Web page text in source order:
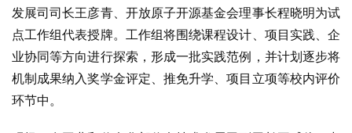
发展司司长王彦青、开放原子开源基金会理事长程晓明为试
点工作组代表授牌。工作组将围绕课程设计、项目实践、企
业协同等方向进行探索，形成一批实践范例，并计划逐步将
机制成果纳入奖学金评定、推免升学、项目立项等校内评价
环节中。